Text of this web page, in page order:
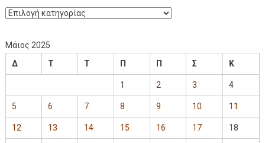
Μάιος 2025
Δ
Τ Τ Π Π Σ Κ
1 2 3 4
5 6 7 8 9 10 11
12 13 14 15 16 17 18